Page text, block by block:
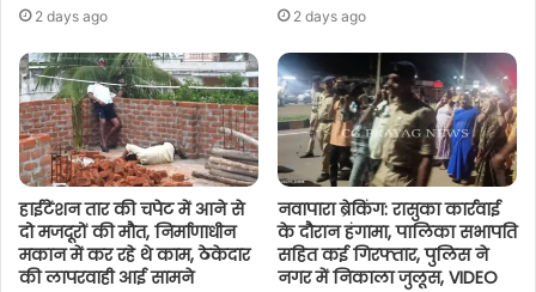
2 days ago 2 days ago
हाईटेंशन तार की चपेट में आने से
दो मजदूरों की मौत, निर्माणाधीन
मकान में कर रहे थे काम, ठेकेदार
की लापरवाही आई सामने
नवापारा ब्रेकिंग: रासुका कार्रवाई
के दौरान हंगामा, पालिका सभापति
सहित कई गिरफ्तार, पुलिस ने
नगर में निकाला जुलूस, VIDEO